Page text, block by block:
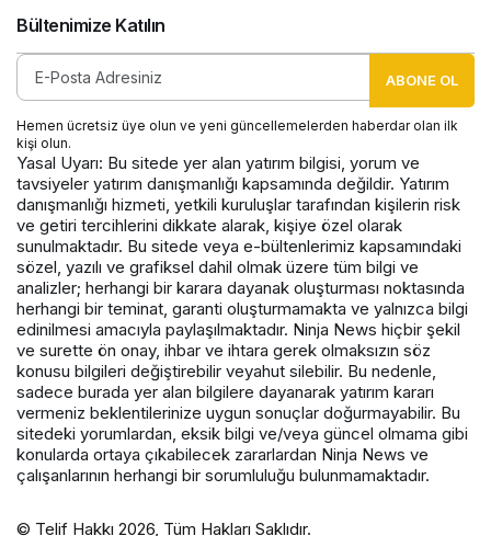
Bültenimize Katılın
ABONE OL
Hemen ücretsiz üye olun ve yeni güncellemelerden haberdar olan ilk
kişi olun.
Yasal Uyarı: Bu sitede yer alan yatırım bilgisi, yorum ve
tavsiyeler yatırım danışmanlığı kapsamında değildir. Yatırım
danışmanlığı hizmeti, yetkili kuruluşlar tarafından kişilerin risk
ve getiri tercihlerini dikkate alarak, kişiye özel olarak
sunulmaktadır. Bu sitede veya e-bültenlerimiz kapsamındaki
sözel, yazılı ve grafiksel dahil olmak üzere tüm bilgi ve
analizler; herhangi bir karara dayanak oluşturması noktasında
herhangi bir teminat, garanti oluşturmamakta ve yalnızca bilgi
edinilmesi amacıyla paylaşılmaktadır. Ninja News hiçbir şekil
ve surette ön onay, ihbar ve ihtara gerek olmaksızın söz
konusu bilgileri değiştirebilir veyahut silebilir. Bu nedenle,
sadece burada yer alan bilgilere dayanarak yatırım kararı
vermeniz beklentilerinize uygun sonuçlar doğurmayabilir. Bu
sitedeki yorumlardan, eksik bilgi ve/veya güncel olmama gibi
konularda ortaya çıkabilecek zararlardan Ninja News ve
çalışanlarının herhangi bir sorumluluğu bulunmamaktadır.
© Telif Hakkı 2026, Tüm Hakları Saklıdır.